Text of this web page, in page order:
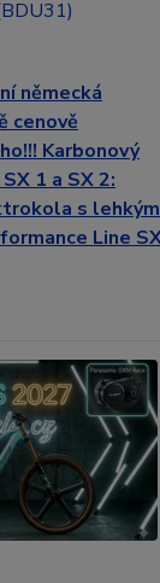
německá
cenově
Karbonový
1 a SX 2:
s lehkým
Line